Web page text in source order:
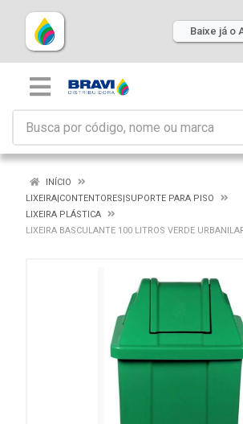
Baixe já o
INÍCIO
LIXEIRA|CONTENTORES|SUPORTE PARA PISO
LIXEIRA PLÁSTICA
LIXEIRA BASCULANTE 100 LITROS VERDE